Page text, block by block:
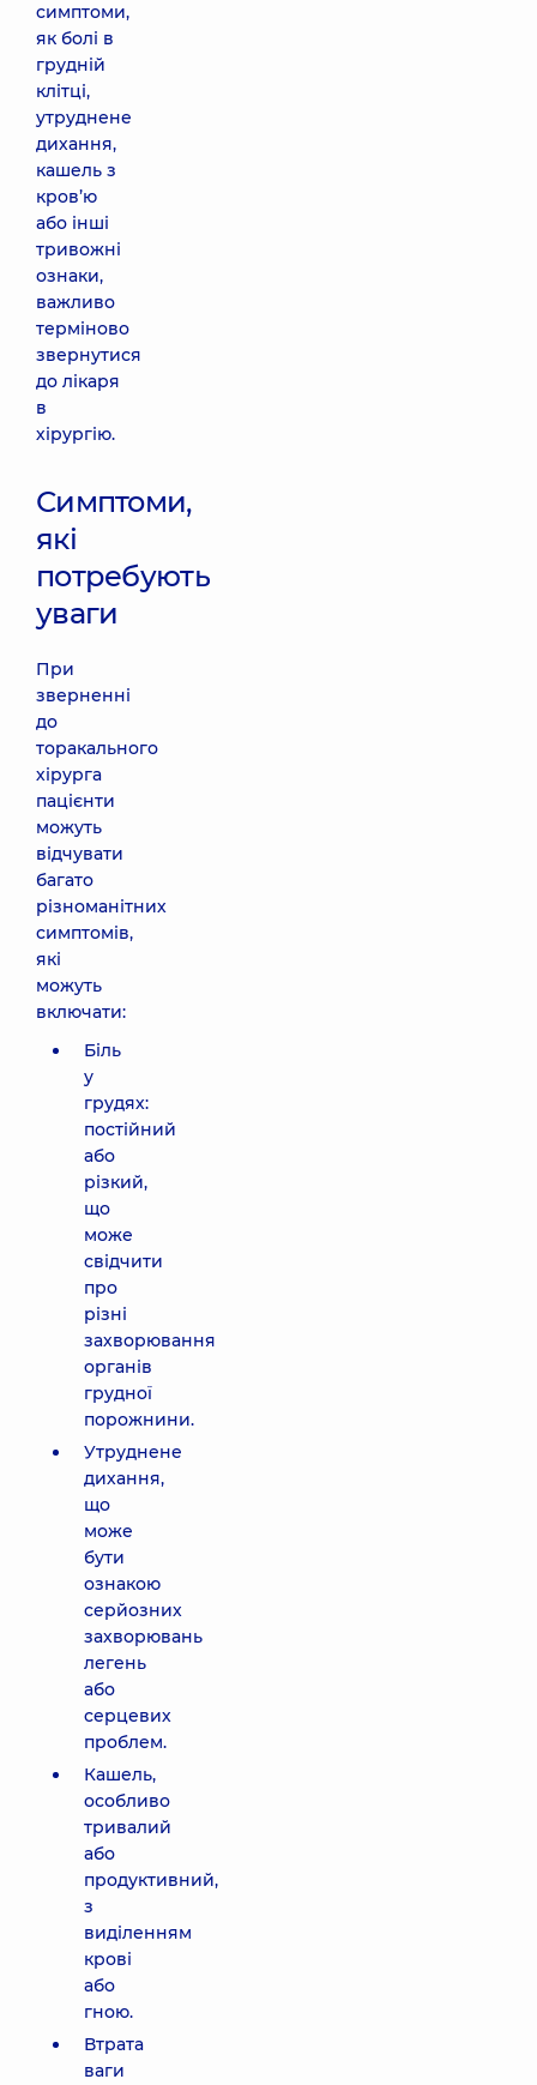
симптоми,
як болі в
грудній
клітці,
утруднене
дихання,
кашель з
кров’ю
або інші
тривожні
ознаки,
важливо
терміново
звернутися
до лікаря
в
хірургію.
Симптоми,
які
потребують
уваги
При
зверненні
до
торакального
хірурга
пацієнти
можуть
відчувати
багато
різноманітних
симптомів,
які
можуть
включати:
Біль
у
грудях:
постійний
або
різкий,
що
може
свідчити
про
різні
захворювання
органів
грудної
порожнини.
Утруднене
дихання,
що
може
бути
ознакою
серйозних
захворювань
легень
або
серцевих
проблем.
Кашель,
особливо
тривалий
або
продуктивний,
з
виділенням
крові
або
гною.
Втрата
ваги